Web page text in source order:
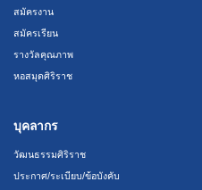
สมัครงาน
สมัครเรียน
รางวัลคุณภาพ
หอสมุดศิริราช
บุคลากร
วัฒนธรรมศิริราช
ประกาศ/ระเบียบ/ข้อบังคับ